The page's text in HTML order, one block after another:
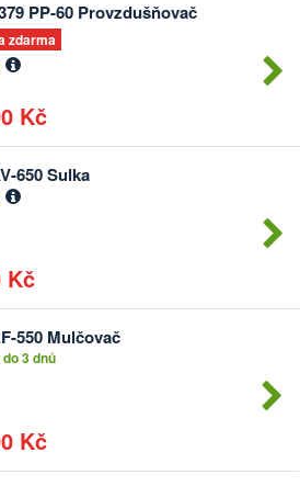
PP-60 Provzdušňovač
zdarma
Kč
Počet
kusů
650 Sulka
Kč
Počet
kusů
550 Mulčovač
3 dnů
Kč
Počet
kusů